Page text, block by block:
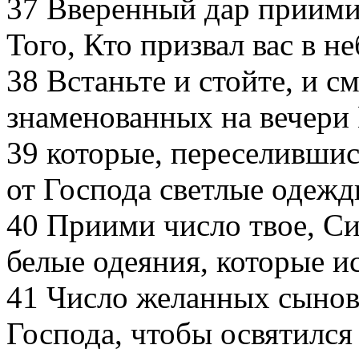
37 Вверенный дар
Того, Кто призвал вас в
38 Встаньте и стойте, и
знаменованных на
39 которые,
от Господа светлые
40 Приими число твое,
белые одеяния, которые
41 Число желанных
Господа, чтобы